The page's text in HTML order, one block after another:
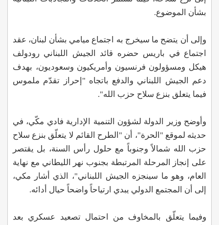
بشأن الموضوع.
وإلى أن يتضح ما سيخرج به اجتماع ميامي بشأن لبنان، عقد
اجتماع في باريس حضره قائد الجيش اللبناني رودولف
هيكل ومسؤولون فرنسيون وأمريكيون وسعوديون، بهدف
دعم الجيش اللبناني والدفع باتجاه "إحراز تقدّم ملموس
فيما يتعلق بنزع سلاح حزب الله".
وأوضح وزير الدولة لشؤون التنمية الإدارية فادي مكّي، في
حديثه لموقع "الحرة"، أن "الطرح القائم لا يتعلّق بنزع سلاح
حزب الله شمالاً وجنوباً مع حلول رأس السنة، بل يقتصر
على إنجاز المرحلة المرتبطة بجنوب نهر الليطاني مع نهاية
العام، وهو ما سينجزه الجيش اللبناني"، الذي أشار مكي،
إلى أن المجتمع الدولي يبدي ارتياحاً واضحاً حيال أدائه.
وفيما يتعلّق بالمخاوف من احتمال تصعيد عسكري بعد